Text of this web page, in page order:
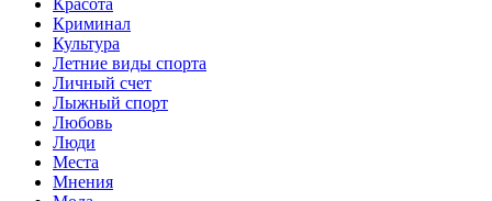
Красота
Криминал
Культура
Летние виды спорта
Личный счет
Лыжный спорт
Любовь
Люди
Места
Мнения